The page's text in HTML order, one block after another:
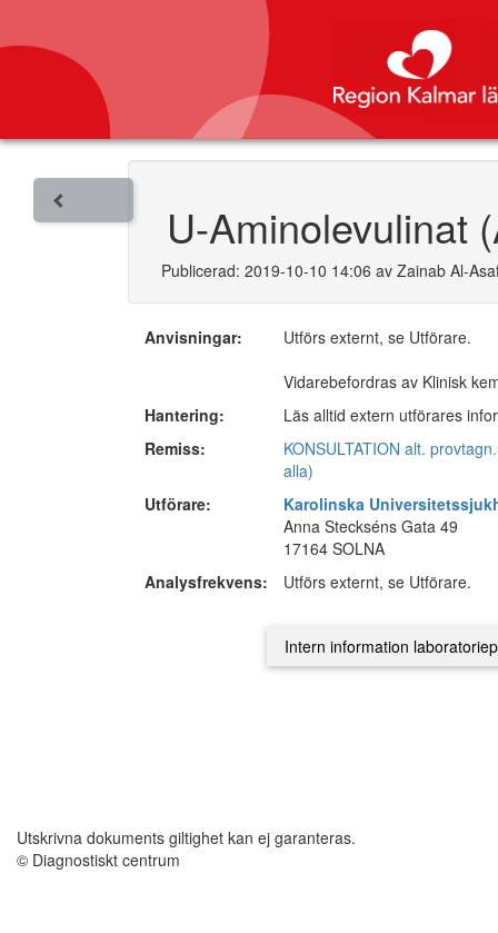
U-Aminolevulinat
Publicerad: 2019-10-10 14:06 av Zainab Al-
Anvisningar:
Utförs externt, se Utförare.
Vidarebefordras av Klinisk
Hantering:
Läs alltid extern utförares
Remiss:
KONSULTATION alt.
alla)
Utförare:
Karolinska
Anna Steckséns Gata 49
17164 SOLNA
Analysfrekvens:
Utförs externt, se Utförare.
Utskrivna dokuments giltighet kan ej garanteras.
© Diagnostiskt centrum